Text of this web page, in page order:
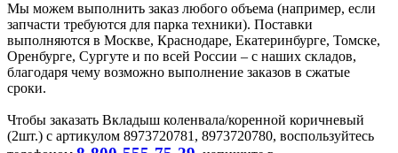
Мы можем выполнить заказ любого объема (например, если
запчасти требуются для парка техники). Поставки
выполняются в Москве, Краснодаре, Екатеринбурге, Томске,
Оренбурге, Сургуте и по всей России – с наших складов,
благодаря чему возможно выполнение заказов в сжатые
сроки.
Чтобы заказать Вкладыш коленвала/коренной коричневый
(2шт.) с артикулом 8973720781, 8973720780, воспользуйтесь